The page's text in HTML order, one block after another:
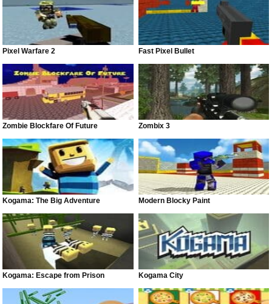
Pixel Warfare 2 Fast Pixel Bullet
Zombie Blockfare Of Future Zombix 3
Kogama: The Big Adventure Modern Blocky Paint
Kogama: Escape from Prison Kogama City